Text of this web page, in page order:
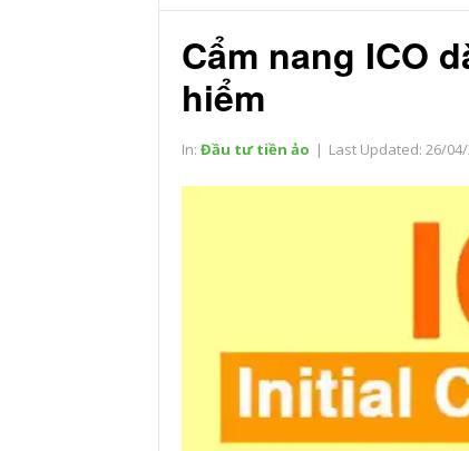
Cẩm nang ICO
hiểm
In: Đầu tư tiền ảo | Last Updated: 26/